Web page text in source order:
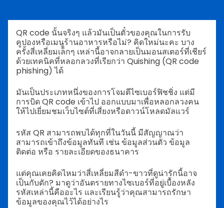
QR code นั้นจริงๆ แล้วมันเป็นตั๋วของคุณในการรับ
คูปองหรือเมนูร้านอาหารหรือไม่? คิดใหม่นะคะ บาง
ครั้งสี่เหลี่ยมเล็กๆ เหล่านี้อาจกลายเป็นมอนสเตอร์ที่เชียร์
ด้วยเทคนิคที่หลอกลวงที่เรียกว่า Quishing (QR code
phishing) ได้
มันเป็นประเภทหนึ่งของการโจมตีไซเบอร์ฟิชชิ่ง แต่มี
การบิด QR code เข้าไป ออกแบบมาเพื่อหลอกลวงคน
ให้ไปเยี่ยมชมเว็บไซต์ที่เสี่ยงหรือดาวน์โหลดมัลแวร์
รหัส QR สามารถพบได้ทุกที่ในวันนี้ มีสัญญาณว่า
สามารถเข้าถึงข้อมูลทันที เช่น ข้อมูลส่วนตัว ข้อมูล
ติดต่อ หรือ รายละเอียดของธนาคาร
แต่คุณเคยคิดไหมว่าสี่เหลี่ยมสีดำ-ขาวที่ดูน่ารักนี้อาจ
เป็นกับดัก? มาดูว่าอันตรายทางไซเบอร์ที่อยู่เบื้องหลัง
รหัสเหล่านี้คืออะไร และเรียนรู้ว่าคุณสามารถรักษา
ข้อมูลของคุณไว้ได้อย่างไร